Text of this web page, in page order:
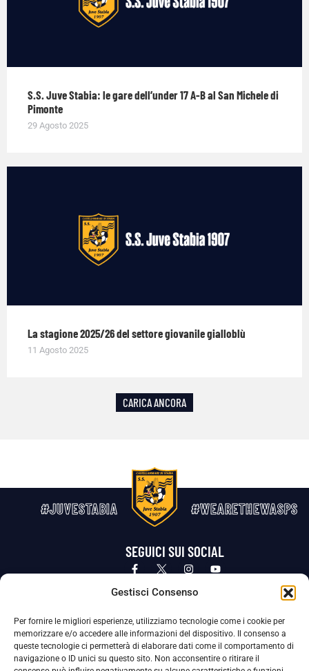
Gestisci Consenso
Per fornire le migliori esperienze, utilizziamo tecnologie come i cookie per
memorizzare e/o accedere alle informazioni del dispositivo. Il consenso a
queste tecnologie ci permetterà di elaborare dati come il comportamento di
navigazione o ID unici su questo sito. Non acconsentire o ritirare il
S.S. Juve Stabia: le gare dell’under 17 A-B al San Michele di
Pimonte
29 Agosto 2025
La stagione 2025/26 del settore giovanile gialloblù
11 Agosto 2025
CARICA ANCORA
#JUVESTABIA #WEARETHEWASPS
SEGUICI SUI SOCIAL
Privacy Policy Cookie Policy
La Società ha nominato il Responsabile della Protezione dei Dati Personali (DPO), figura specializzata che vigila sulle modalità
adottate dalla nostra Società per tutelare i Suoi dati personali.
Per contattare il DPO può scrivere a